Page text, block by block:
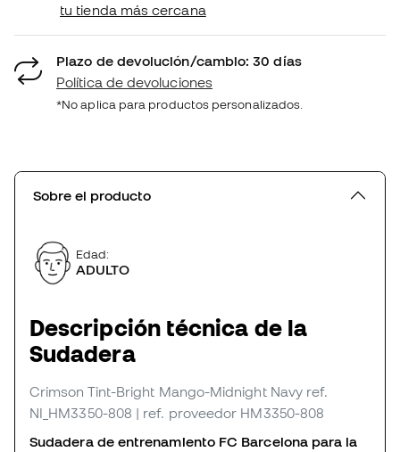
tu tienda más cercana
Plazo de devolución/cambio: 30 días
Política de devoluciones
*No aplica para productos personalizados.
Sobre el producto
Edad:
ADULTO
Descripción técnica de la
Sudadera
Crimson Tint-Bright Mango-Midnight Navy ref.
NI_HM3350-808 | ref. proveedor HM3350-808
Sudadera de entrenamiento FC Barcelona para la